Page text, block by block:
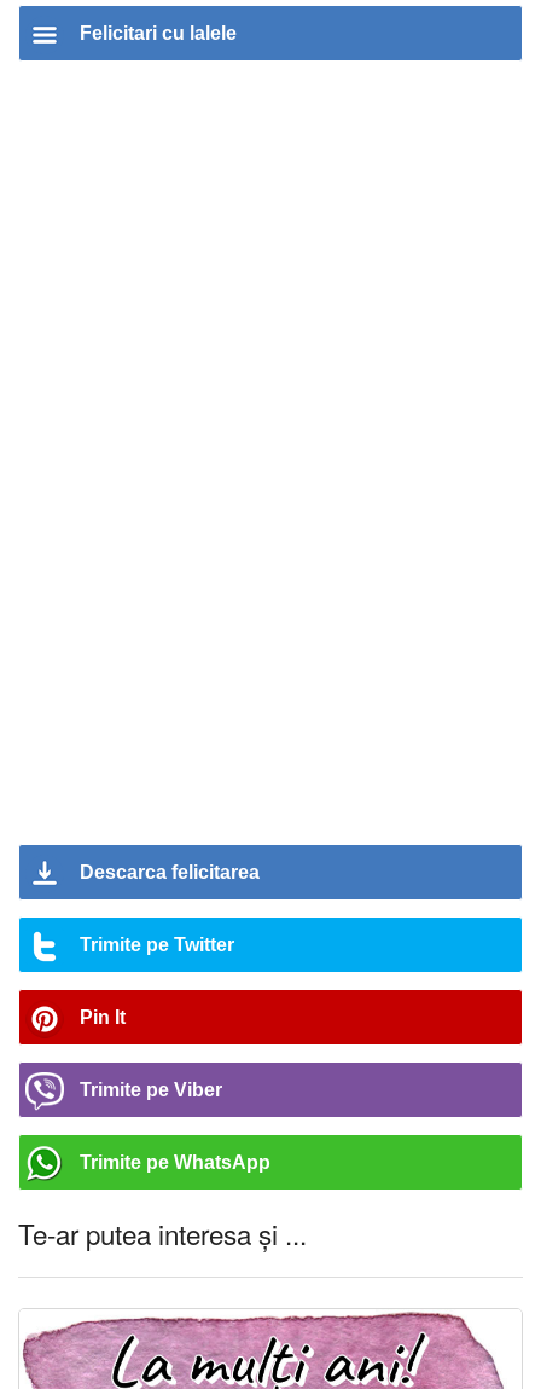
Felicitari cu lalele
Descarca felicitarea
Trimite pe Twitter
Pin It
Trimite pe Viber
Trimite pe WhatsApp
Te-ar putea interesa și ...